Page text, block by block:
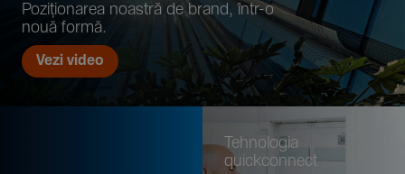
Pozi­țio­narea noastră de brand, într-o
nouă formă.
Vezi video
Tehno­logia
quickconnect